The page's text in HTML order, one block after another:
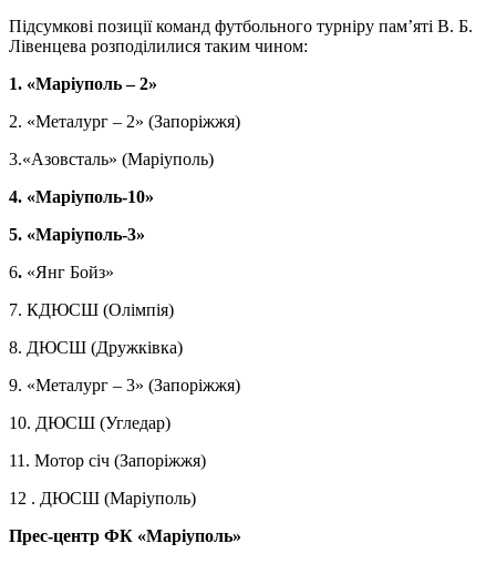
Підсумкові позиції команд футбольного турніру пам’яті В. Б.
Лівенцева розподілилися таким чином:
1. «Маріуполь – 2»
2. «Металург – 2» (Запоріжжя)
3.«Азовсталь» (Маріуполь)
4. «Маріуполь-10»
5. «Маріуполь-3»
6. «Янг Бойз»
7. КДЮСШ (Олімпія)
8. ДЮСШ (Дружківка)
9. «Металург – 3» (Запоріжжя)
10. ДЮСШ (Угледар)
11. Мотор січ (Запоріжжя)
12 . ДЮСШ (Маріуполь)
Прес-центр ФК «Маріуполь»